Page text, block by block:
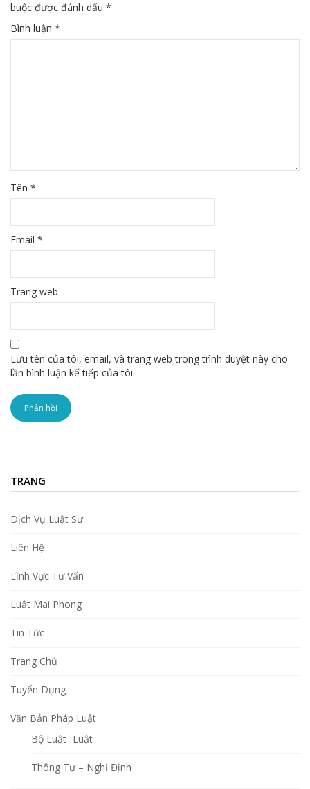
buộc được đánh dấu *
Bình luận *
Tên *
Email *
Trang web
Lưu tên của tôi, email, và trang web trong trình duyệt này cho
lần bình luận kế tiếp của tôi.
TRANG
Dịch Vụ Luật Sư
Liên Hệ
Lĩnh Vực Tư Vấn
Luật Mai Phong
Tin Tức
Trang Chủ
Tuyển Dụng
Văn Bản Pháp Luật
Bộ Luật -Luật
Thông Tư – Nghị Định